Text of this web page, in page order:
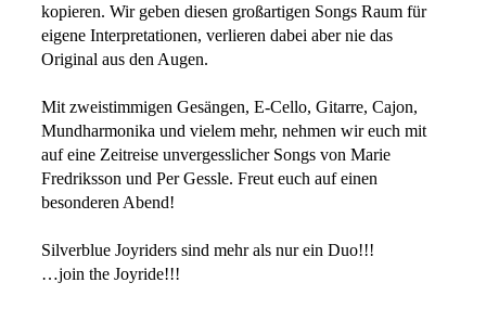
kopieren. Wir geben diesen großartigen Songs Raum für
eigene Interpretationen, verlieren dabei aber nie das
Original aus den Augen.
Mit zweistimmigen Gesängen, E-Cello, Gitarre, Cajon,
Mundharmonika und vielem mehr, nehmen wir euch mit
auf eine Zeitreise unvergesslicher Songs von Marie
Fredriksson und Per Gessle. Freut euch auf einen
besonderen Abend!
Silverblue Joyriders sind mehr als nur ein Duo!!!
…join the Joyride!!!